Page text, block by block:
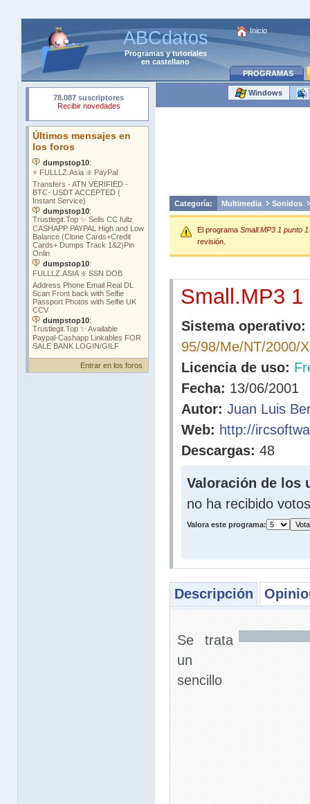
ABCdatos
Programasytutoriales
en castellano
Inicio
PROGRAMAS
Entrar en los foros
Windows
Categoría: Multimedia Sonidos
El programa Small.MP3 1 punto 1
revisión.
Small.MP3 1
Sistema operativo:
95/98/Me/NT/2000/
Licencia de uso:
Fecha: 13/06/2001
Autor: Juan Luis
Web: http://
Descargas: 48
Valoración de los
no ha recibido votos
Valora este programa:
Descripción
Se trata
un
sencillo